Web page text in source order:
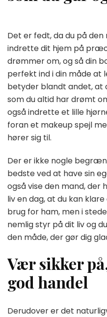
Det er fedt, da du på
indrette dit hjem på
drømmer om, og så din
perfekt ind i din måde at
betyder blandt andet, at
som du altid har drømt
også indrette et lille
foran et makeup spejl
hører sig til.
Der er ikke nogle
bedste ved at have sin
også vise den mand, der
liv en dag, at du kan
brug for ham, men i
nemlig styr på dit liv og
den måde, der gør dig
Vær sikker
god handel
Derudover er det